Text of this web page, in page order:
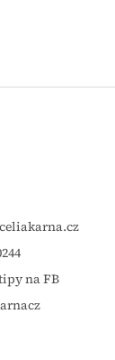
celiakarna.cz
na FB